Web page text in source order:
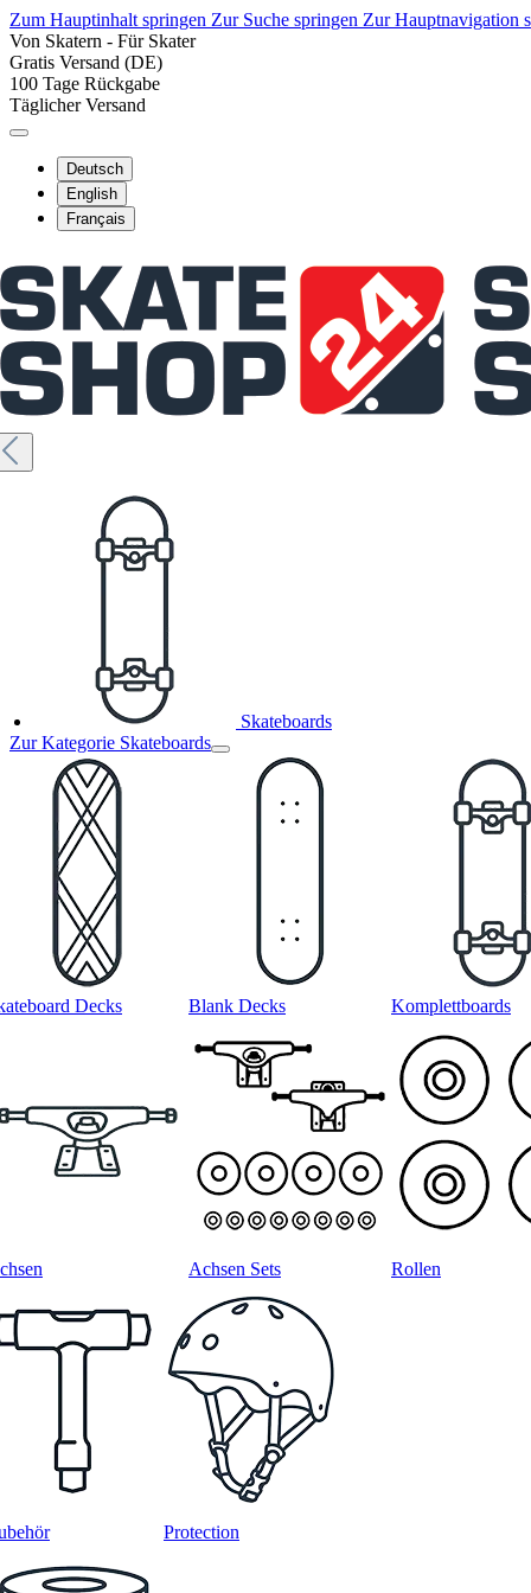
Zum Hauptinhalt springen Zur Suche springen Zur Hauptnavigation
Von Skatern - Für Skater
Gratis Versand (DE)
100 Tage Rückgabe
Täglicher Versand
Deutsch
English
Français
Skateboards
Zur Kategorie Skateboards
Decks Blank Decks Komplettboards
Achsen Sets Rollen
Protection